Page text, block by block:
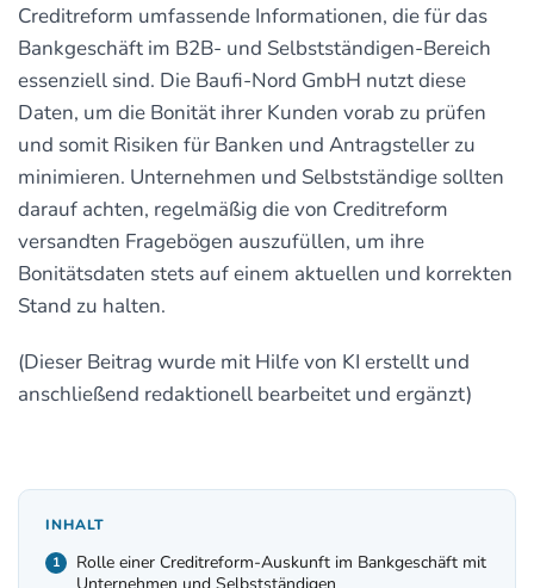
Creditreform umfassende Informationen, die für das
Bankgeschäft im B2B- und Selbstständigen-Bereich
essenziell sind. Die Baufi-Nord GmbH nutzt diese
Daten, um die Bonität ihrer Kunden vorab zu prüfen
und somit Risiken für Banken und Antragsteller zu
minimieren. Unternehmen und Selbstständige sollten
darauf achten, regelmäßig die von Creditreform
versandten Fragebögen auszufüllen, um ihre
Bonitätsdaten stets auf einem aktuellen und korrekten
Stand zu halten.
(Dieser Beitrag wurde mit Hilfe von KI erstellt und
anschließend redaktionell bearbeitet und ergänzt)
INHALT
Rolle einer Creditreform-Auskunft im Bankgeschäft mit